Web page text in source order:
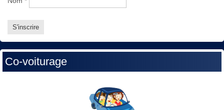
Co-voiturage